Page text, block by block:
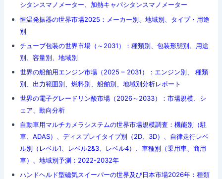
シタンスマノメーター、加熱キャパシタンスマノメーター
恒温発振器の世界市場2025：メーカー別、地域別、タイプ・用途
別
チューブ包装の世界市場（～2031）：種類別、包装形態別、用途
別、容量別、地域別
世界の船舶用エンジン市場（2025 – 2031）：エンジン別、 種類
別、出力範囲別、燃料別、船舶別、地域別分析レポート
世界の電子グレードリン酸市場（2026～2033）：市場規模、シ
ェア、動向分析
自動車用マルチカメラシステムの世界市場規模調査：機能別（駐
車、ADAS）、ディスプレイタイプ別（2D、3D）、自律走行レベ
ル別（レベル1、レベル2&3、レベル4）、車種別（乗用車、商用
車）、地域別予測：2022-2032年
ハンドヘルド型磁気スイーパーの世界及び日本市場2026年：種類